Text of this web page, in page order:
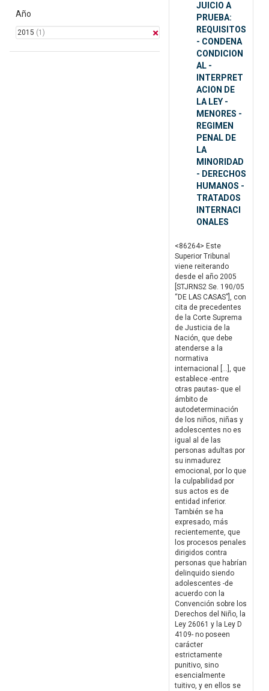
Año
2015 (1)
JUICIO A
PRUEBA:
REQUISITOS
- CONDENA
CONDICION
AL -
INTERPRET
ACION DE
LA LEY -
MENORES -
REGIMEN
PENAL DE
LA
MINORIDAD
- DERECHOS
HUMANOS -
TRATADOS
INTERNACI
ONALES
<86264> Este
Superior Tribunal
viene reiterando
desde el año 2005
[STJRNS2 Se. 190/05
“DE LAS CASAS”], con
cita de precedentes
de la Corte Suprema
de Justicia de la
Nación, que debe
atenderse a la
normativa
internacional […], que
establece -entre
otras pautas- que el
ámbito de
autodeterminación
de los niños, niñas y
adolescentes no es
igual al de las
personas adultas por
su inmadurez
emocional, por lo que
la culpabilidad por
sus actos es de
entidad inferior.
También se ha
expresado, más
recientemente, que
los procesos penales
dirigidos contra
personas que habrían
delinquido siendo
adolescentes -de
acuerdo con la
Convención sobre los
Derechos del Niño, la
Ley 26061 y la Ley D
4109- no poseen
carácter
estrictamente
punitivo, sino
esencialmente
tuitivo, y en ellos se